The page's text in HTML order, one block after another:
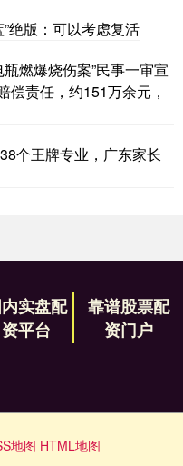
绝版：可以考虑复活
燃爆烧伤案”民事一审宣
偿责任，约151万余元，
个王牌专业，广东家长
实盘配
资平台
靠谱股票配
资门户
地图 HTML地图